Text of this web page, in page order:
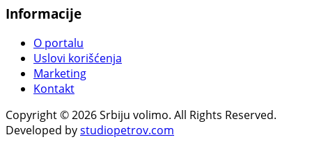
Informacije
O portalu
Uslovi korišćenja
Marketing
Kontakt
Copyright © 2026 Srbiju volimo. All Rights Reserved.
Developed bystudiopetrov.com